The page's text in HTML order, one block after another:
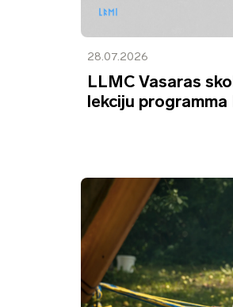
28.07.2026
LLMC Vasaras
lekciju